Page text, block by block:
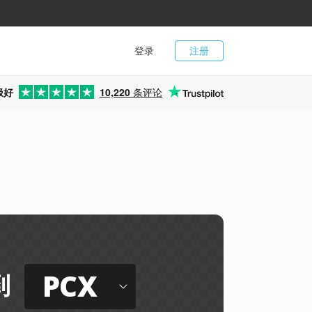
注册
登录
好 10,220 条评论
PCX